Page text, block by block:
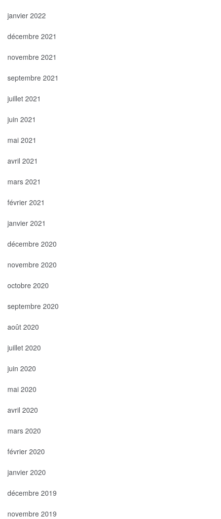
janvier 2022
décembre 2021
novembre 2021
septembre 2021
juillet 2021
juin 2021
mai 2021
avril 2021
mars 2021
février 2021
janvier 2021
décembre 2020
novembre 2020
octobre 2020
septembre 2020
août 2020
juillet 2020
juin 2020
mai 2020
avril 2020
mars 2020
février 2020
janvier 2020
décembre 2019
novembre 2019